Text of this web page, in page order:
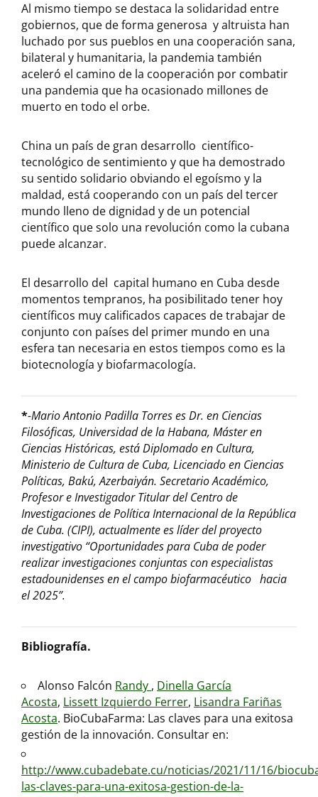
Al mismo tiempo se destaca la solidaridad entre
gobiernos, que de forma generosa y altruista han
luchado por sus pueblos en una cooperación sana,
bilateral y humanitaria, la pandemia también
aceleró el camino de la cooperación por combatir
una pandemia que ha ocasionado millones de
muerto en todo el orbe.
China un país de gran desarrollo científico-
tecnológico de sentimiento y que ha demostrado
su sentido solidario obviando el egoísmo y la
maldad, está cooperando con un país del tercer
mundo lleno de dignidad y de un potencial
científico que solo una revolución como la cubana
puede alcanzar.
El desarrollo del capital humano en Cuba desde
momentos tempranos, ha posibilitado tener hoy
científicos muy calificados capaces de trabajar de
conjunto con países del primer mundo en una
esfera tan necesaria en estos tiempos como es la
biotecnología y biofarmacología.
*-Mario Antonio Padilla Torres es Dr. en Ciencias
Filosóficas, Universidad de la Habana, Máster en
Ciencias Históricas, está Diplomado en Cultura,
Ministerio de Cultura de Cuba, Licenciado en Ciencias
Políticas, Bakú, Azerbaiyán. Secretario Académico,
Profesor e Investigador Titular del Centro de
Investigaciones de Política Internacional de la República
de Cuba. (CIPI), actualmente es líder del proyecto
investigativo “Oportunidades para Cuba de poder
realizar investigaciones conjuntas con especialistas
estadounidenses en el campo biofarmacéutico hacia
el 2025”.
Bibliografía.
Alonso Falcón Randy , Dinella García
Acosta, Lissett Izquierdo Ferrer, Lisandra Fariñas
Acosta. BioCubaFarma: Las claves para una exitosa
gestión de la innovación. Consultar en:
http://www.cubadebate.cu/noticias/2021/11/16/
las-claves-para-una-exitosa-gestion-de-la-